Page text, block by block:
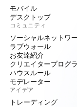
モバイル
デスクトップ
コミュニティ
ソーシャルネットワ
ラブウォール
お友達紹介
クリエイタープログ
ハウスルール
モデレーター
アイデア
トレーディング